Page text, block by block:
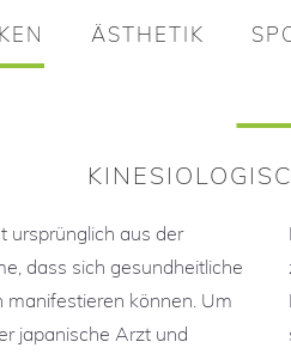
ÄSTHETIK
Injektionslipolyse
ursprünglich aus der
dass sich gesundheitliche
können. Um
japanische Arzt und